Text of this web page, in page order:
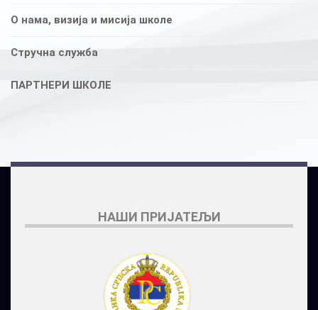
О нама, визија и мисија школе
Стручна служба
ПАРТНЕРИ ШКОЛЕ
НАШИ ПРИЈАТЕЉИ